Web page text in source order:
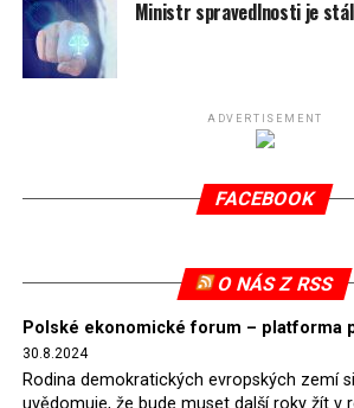
spotřeby.
Připomeňme, že ukončení těžby
(SDEU) v souvislosti se stížnostmi
verdiktem španělské soudkyně
tomuto rozhodnutí nevyhověla, proto
2022, než byl tento případ z důvodu
Polska s Českou republikou o
důl Turów vymazán z rejstříku
Ministr spravedlnosti je
ADVERTISEMENT
FACEBOOK
O NÁS Z RSS
Polské ekonomické forum – platforma
30.8.2024
Rodina demokratických evropských zemí
uvědomuje, že bude muset další roky žít v